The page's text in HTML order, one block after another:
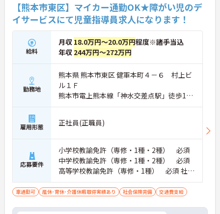
【熊本市東区】マイカー通勤OK★障がい児のデ
イサービスにて児童指導員求人になります！
給料
月収 18.0万円～20.0万円程度※諸手当込
年収 244万円～272万円
勤務地
熊本県 熊本市東区 健軍本町４－６ 村上ビ
ル１Ｆ
熊本市電上熊本線「神水交差点駅」徒歩17
分
雇用形態 正社員(正職員)
応募要件
小学校教諭免許（専修・1種・2種） 必須
中学校教諭免許（専修・1種・2種） 必須
高等学校教諭免許（専修・1種） 必須 社会
福祉士、社会福祉主事、児童指導員任用資
格 普通自動車免許（AT限定）
車通勤可 産休･育休･介護休暇取得実績あり 社会保険完備 交通費支給